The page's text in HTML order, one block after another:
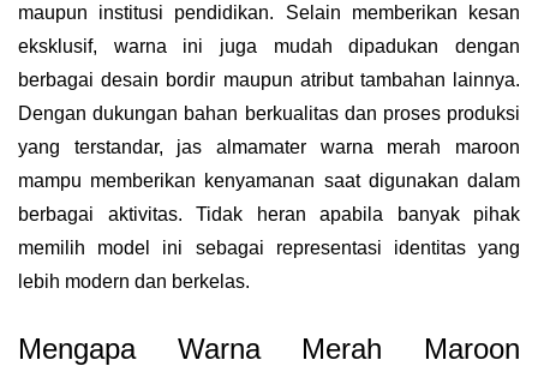
maupun institusi pendidikan. Selain memberikan kesan
eksklusif, warna ini juga mudah dipadukan dengan
berbagai desain bordir maupun atribut tambahan lainnya.
Dengan dukungan bahan berkualitas dan proses produksi
yang terstandar, jas almamater warna merah maroon
mampu memberikan kenyamanan saat digunakan dalam
berbagai aktivitas. Tidak heran apabila banyak pihak
memilih model ini sebagai representasi identitas yang
lebih modern dan berkelas.
Mengapa Warna Merah Maroon